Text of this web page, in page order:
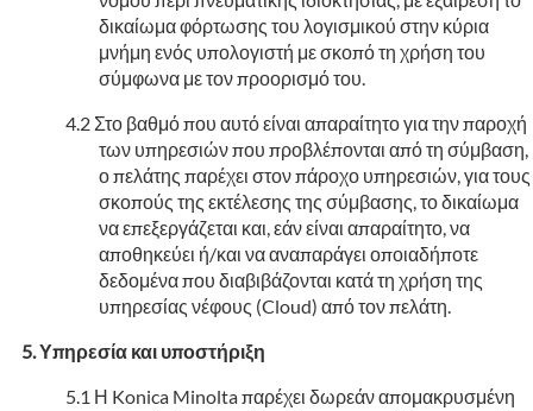
δικαίωμα φόρτωσης του λογισμικού στην κύρια
μνήμη ενός υπολογιστή με σκοπό τη χρήση του
σύμφωνα με τον προορισμό του.
Στο βαθμό που αυτό είναι απαραίτητο για την παροχή
των υπηρεσιών που προβλέπονται από τη σύμβαση,
ο πελάτης παρέχει στον πάροχο υπηρεσιών, για τους
σκοπούς της εκτέλεσης της σύμβασης, το δικαίωμα
να επεξεργάζεται και, εάν είναι απαραίτητο, να
αποθηκεύει ή/και να αναπαράγει οποιαδήποτε
δεδομένα που διαβιβάζονται κατά τη χρήση της
υπηρεσίας νέφους (Cloud) από τον πελάτη.
Υπηρεσία και υποστήριξη
Η Konica Minolta παρέχει δωρεάν απομακρυσμένη